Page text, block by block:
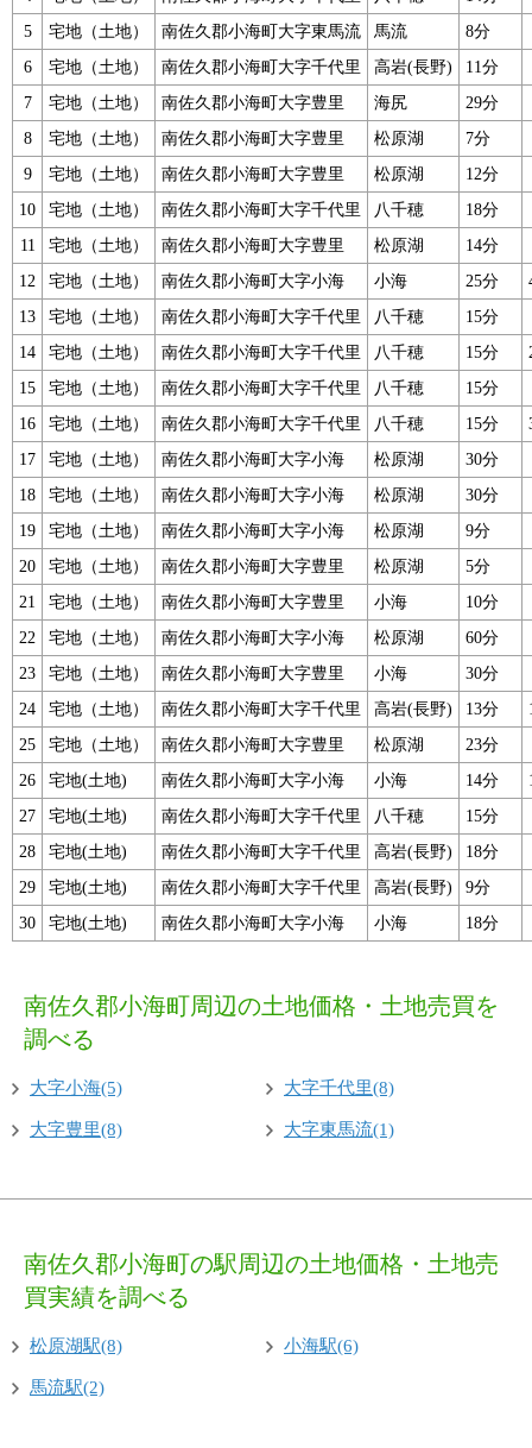
5
宅地（土地） 南佐久郡小海町大字東馬流 馬流
8分
6
宅地（土地） 南佐久郡小海町大字千代里 高岩(長野)
11分
7
宅地（土地） 南佐久郡小海町大字豊里 海尻
29分
8
宅地（土地） 南佐久郡小海町大字豊里 松原湖
7分
9
宅地（土地） 南佐久郡小海町大字豊里 松原湖
12分
10
宅地（土地） 南佐久郡小海町大字千代里 八千穂
18分
11
宅地（土地） 南佐久郡小海町大字豊里 松原湖
14分
12
宅地（土地） 南佐久郡小海町大字小海 小海 25分
13
宅地（土地） 南佐久郡小海町大字千代里 八千穂
15分
14
宅地（土地） 南佐久郡小海町大字千代里 八千穂 15分
15
宅地（土地） 南佐久郡小海町大字千代里 八千穂
15分
16
宅地（土地） 南佐久郡小海町大字千代里 八千穂 15分
17
宅地（土地） 南佐久郡小海町大字小海 松原湖
30分
18
宅地（土地） 南佐久郡小海町大字小海 松原湖
30分
19
宅地（土地） 南佐久郡小海町大字小海 松原湖
9分
20
宅地（土地） 南佐久郡小海町大字豊里 松原湖
5分
21
宅地（土地） 南佐久郡小海町大字豊里 小海
10分
22
宅地（土地） 南佐久郡小海町大字小海 松原湖
60分
23
宅地（土地） 南佐久郡小海町大字豊里 小海
30分
24
宅地（土地） 南佐久郡小海町大字千代里 高岩(長野) 13分
25
宅地（土地） 南佐久郡小海町大字豊里 松原湖
23分
26
宅地(土地) 南佐久郡小海町大字小海 小海 14分
27
宅地(土地) 南佐久郡小海町大字千代里 八千穂
15分
28
宅地(土地) 南佐久郡小海町大字千代里 高岩(長野)
18分
29
宅地(土地) 南佐久郡小海町大字千代里 高岩(長野)
9分
30
宅地(土地) 南佐久郡小海町大字小海 小海 18分
南佐久郡小海町周辺の土地価格・土地売買を
調べる
大字小海(5) 大字千代里(8)
大字豊里(8) 大字東馬流(1)
南佐久郡小海町の駅周辺の土地価格・土地売
買実績を調べる
松原湖駅(8) 小海駅(6)
馬流駅(2)